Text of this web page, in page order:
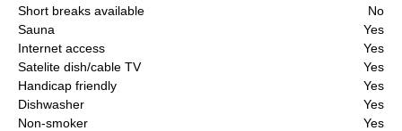
Short breaks available
No
Sauna
Yes
Internet access
Yes
Satelite dish/cable TV
Yes
Handicap friendly
Yes
Dishwasher
Yes
Non-smoker
Yes